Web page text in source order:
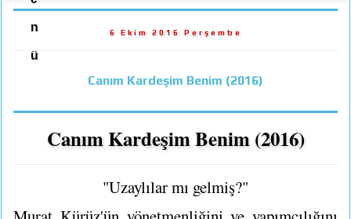
n
ü
6 Ekim 2016 Perşembe
Canım Kardeşim Benim (2016)
Canım Kardeşim Benim (2016)
"Uzaylılar mı gelmiş?"